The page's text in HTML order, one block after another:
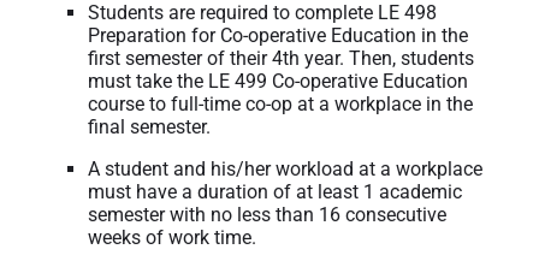
Students are required to complete LE 498
Preparation for Co-operative Education in the
first semester of their 4th year. Then, students
must take the LE 499 Co-operative Education
course to full-time co-op at a workplace in the
final semester.
A student and his/her workload at a workplace
must have a duration of at least 1 academic
semester with no less than 16 consecutive
weeks of work time.